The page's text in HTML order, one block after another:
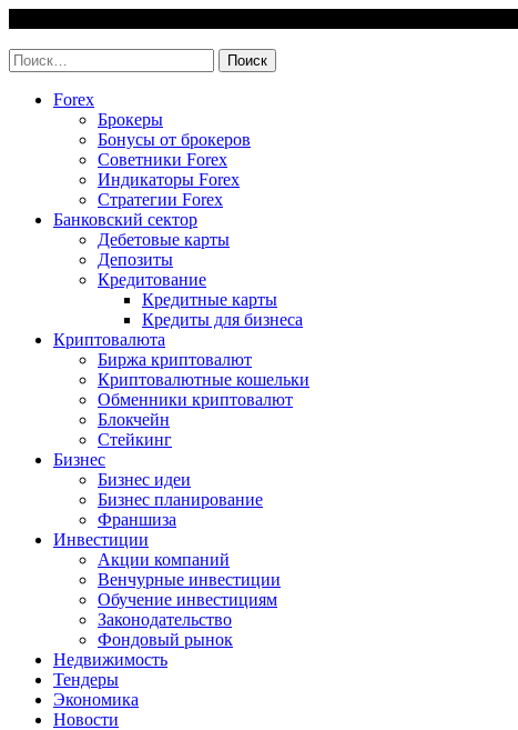
content
Найти:
Forex
Брокеры
Бонусы от брокеров
Советники Forex
Индикаторы Forex
Стратегии Forex
Банковский сектор
Дебетовые карты
Депозиты
Кредитование
Кредитные карты
Кредиты для бизнеса
Криптовалюта
Биржа криптовалют
Криптовалютные кошельки
Обменники криптовалют
Блокчейн
Стейкинг
Бизнес
Бизнес идеи
Бизнес планирование
Франшиза
Инвестиции
Акции компаний
Венчурные инвестиции
Обучение инвестициям
Законодательство
Фондовый рынок
Недвижимость
Тендеры
Экономика
Новости